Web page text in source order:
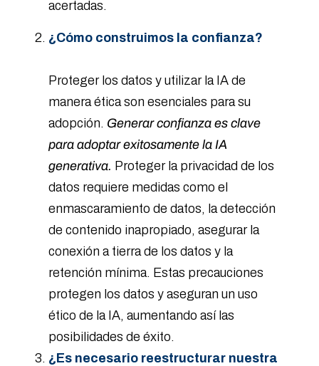
acertadas.
¿Cómo construimos la confianza?
Proteger los datos y utilizar la IA de
manera ética son esenciales para su
adopción. Generar confianza es clave
para adoptar exitosamente la IA
generativa. Proteger la privacidad de los
datos requiere medidas como el
enmascaramiento de datos, la detección
de contenido inapropiado, asegurar la
conexión a tierra de los datos y la
retención mínima. Estas precauciones
protegen los datos y aseguran un uso
ético de la IA, aumentando así las
posibilidades de éxito.
¿Es necesario reestructurar nuestra